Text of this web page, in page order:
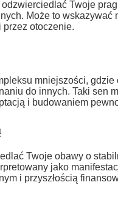
Twoje
Może to wskazywać
otoczenie.
mniejszości, gdzie
do innych. Taki sen
i budowaniem
Twoje obawy o
jako
i przyszłością